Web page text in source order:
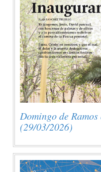
Domingo de
(29/03/2026)